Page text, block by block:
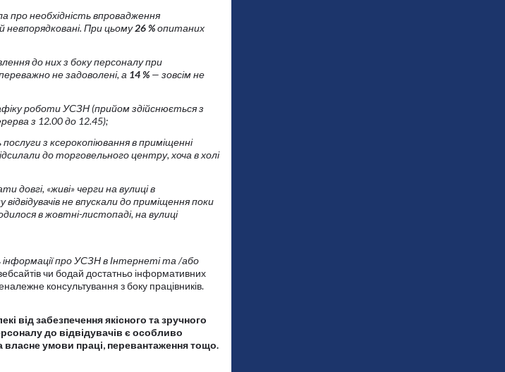
про необхідністьвпровадження
невпорядковані. При цьому26 %опитаних
до них з боку персоналупри
не задоволені, а 14 % — зовсім не
роботиУСЗН (прийом здійснюється з
з 12.00 до 12.45);
послуги з ксерокопіюванняв приміщенні
до торговельного центру, хоча в холі
довгі, «живі» черги на вулиці в
не впускали до приміщення поки
в жовтні-листопаді, на вулиці
про УСЗН в Інтернеті та /або
чи бодай достатньо інформативних
консультування з боку працівників.
від забезпечення якісного та зручного
до відвідувачів є особливо
умови праці, перевантаження тощо.